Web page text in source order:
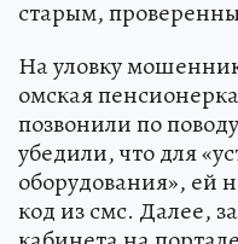
старым,
На уловку
омская
позвонили по
убедили, что для
оборудования», ей
код из смс. Далее,